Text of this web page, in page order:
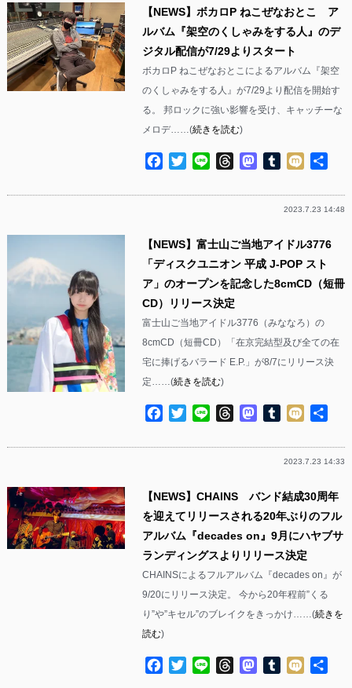
【NEWS】ボカロP ねこぜなおとこ ア
ルバム『架空のくしゃみをする人』のデ
ジタル配信が7/29よりスタート
ボカロP ねこぜなおとこによるアルバム『架空
のくしゃみをする人』が7/29より配信を開始す
る。 邦ロックに強い影響を受け、キャッチーな
メロデ……(続きを読む)
Facebook
TwitterLine ThreadsMastodon
Tumblr
Mixi
2023.7.23 14:48
【NEWS】富士山ご当地アイドル3776
「ディスクユニオン 平成 J-POP スト
ア」のオープンを記念した8cmCD（短冊
CD）リリース決定
富士山ご当地アイドル3776（みななろ）の
8cmCD（短冊CD）「在京完結型及び全ての在
宅に捧げるバラード E.P.」が8/7にリリース決
定……(続きを読む)
Facebook
TwitterLine ThreadsMastodon
Tumblr
Mixi
2023.7.23 14:33
【NEWS】CHAINS バンド結成30周年
を迎えてリリースされる20年ぶりのフル
アルバム『decades on』9月にハヤブサ
ランディングスよりリリース決定
CHAINSによるフルアルバム『decades on』が
9/20にリリース決定。 今から20年程前”くる
り”や”キセル”のブレイクをきっかけ……(続きを
読む)
Facebook
TwitterLine ThreadsMastodon
Tumblr
Mixi